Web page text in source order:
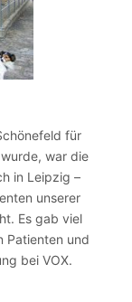
für
war die
in Leipzig –
unserer
Es gab viel
Patienten und
bei VOX.